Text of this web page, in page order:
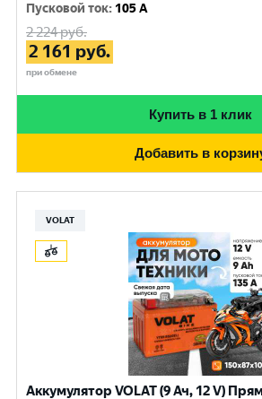
Пусковой ток: 105 A
2 224руб.
2 161 руб.
при обмене
Купить в 1 клик
Добавить в
VOLAT
Аккумулятор VOLAT (9 Ач, 12 V)